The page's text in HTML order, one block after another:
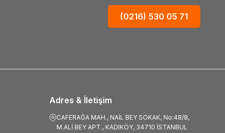
(0216) 530 05 71
Adres & İletişim
CAFERAĞA MAH., NAİL BEY SOKAK, No:48/8,
M.ALİ BEY APT., KADIKÖY, 34710 İSTANBUL